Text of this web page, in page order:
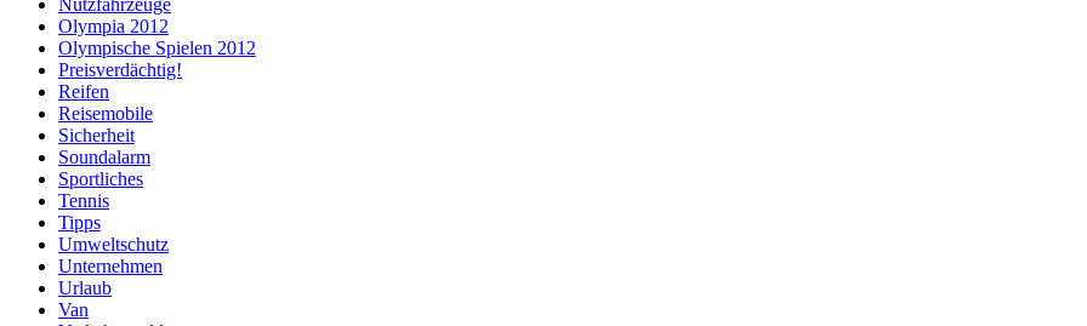
Nutzfahrzeuge
Olympia 2012
Olympische Spielen 2012
Preisverdächtig!
Reifen
Reisemobile
Sicherheit
Soundalarm
Sportliches
Tennis
Tipps
Umweltschutz
Unternehmen
Urlaub
Van